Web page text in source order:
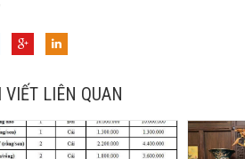
VIẾT LIÊN QUAN